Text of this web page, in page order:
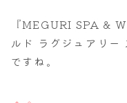
『MEGURI SPA &
ルド ラグジュアリー
ですね。